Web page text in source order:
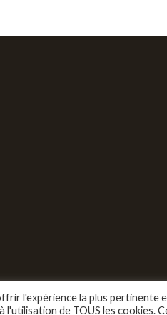
l'expérience la plus pertinente
de TOUS les cookies.